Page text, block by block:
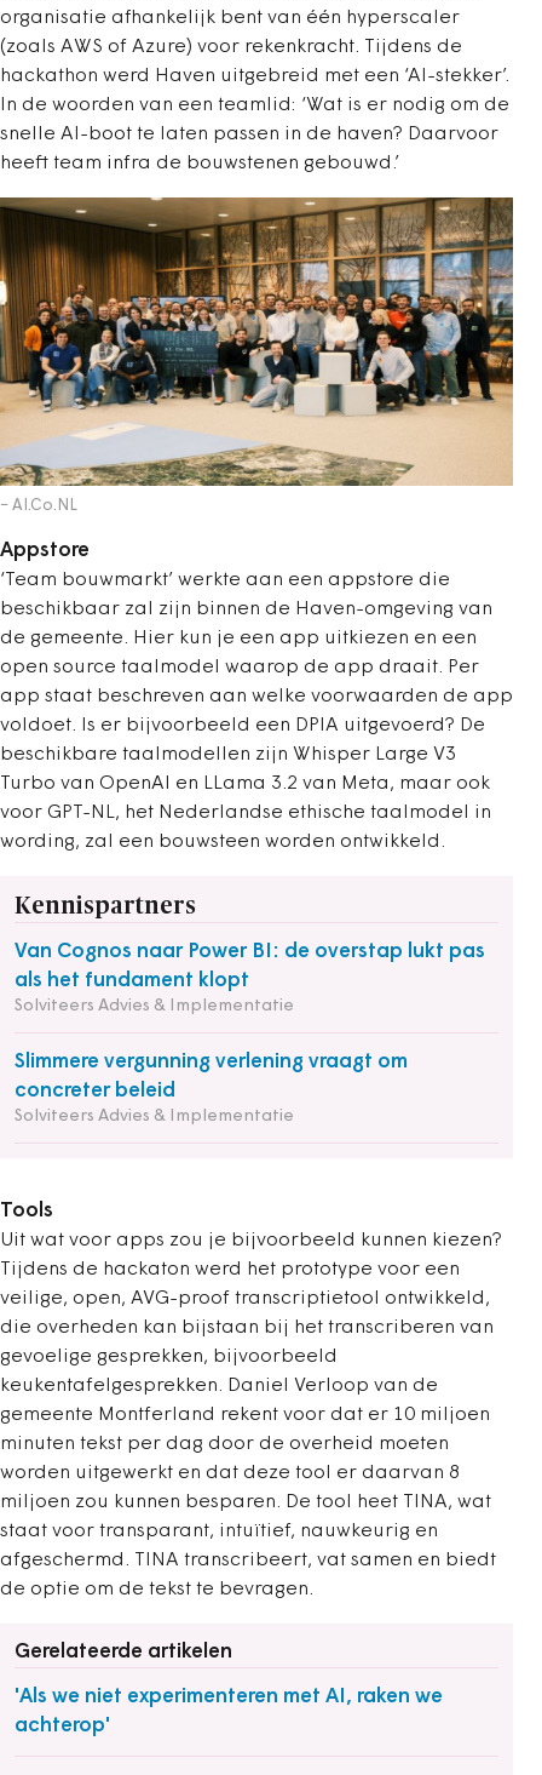
organisatie afhankelijk bent van één hyperscaler
(zoals AWS of Azure) voor rekenkracht. Tijdens de
hackathon werd Haven uitgebreid met een ‘AI-stekker’.
In de woorden van een teamlid: ‘Wat is er nodig om de
snelle AI-boot te laten passen in de haven? Daarvoor
heeft team infra de bouwstenen gebouwd.’
− AI.Co.NL
Appstore
‘Team bouwmarkt’ werkte aan een appstore die
beschikbaar zal zijn binnen de Haven-omgeving van
de gemeente. Hier kun je een app uitkiezen en een
open source taalmodel waarop de app draait. Per
app staat beschreven aan welke voorwaarden de app
voldoet. Is er bijvoorbeeld een DPIA uitgevoerd? De
beschikbare taalmodellen zijn Whisper Large V3
Turbo van OpenAI en LLama 3.2 van Meta, maar ook
voor GPT-NL, het Nederlandse ethische taalmodel in
wording, zal een bouwsteen worden ontwikkeld.
Kennispartners
Van Cognos naar Power BI: de overstap lukt pas
als het fundament klopt
Solviteers Advies & Implementatie
Slimmere vergunning verlening vraagt om
concreter beleid
Solviteers Advies & Implementatie
Tools
Uit wat voor apps zou je bijvoorbeeld kunnen kiezen?
Tijdens de hackaton werd het prototype voor een
veilige, open, AVG-proof transcriptietool ontwikkeld,
die overheden kan bijstaan bij het transcriberen van
gevoelige gesprekken, bijvoorbeeld
keukentafelgesprekken. Daniel Verloop van de
gemeente Montferland rekent voor dat er 10 miljoen
minuten tekst per dag door de overheid moeten
worden uitgewerkt en dat deze tool er daarvan 8
miljoen zou kunnen besparen. De tool heet TINA, wat
staat voor transparant, intuïtief, nauwkeurig en
afgeschermd. TINA transcribeert, vat samen en biedt
de optie om de tekst te bevragen.
Gerelateerde artikelen
'Als we niet experimenteren met AI, raken we
achterop'